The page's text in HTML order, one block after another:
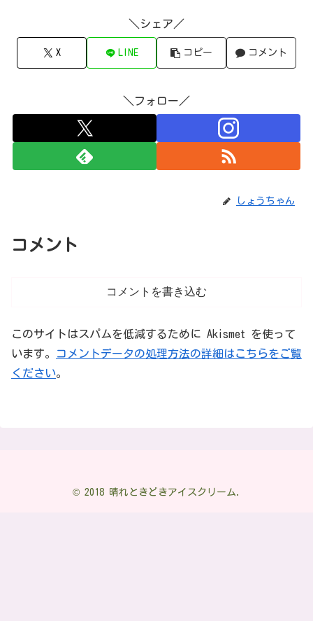
＼シェア／
X LINE コピー コメント
＼フォロー／
しょうちゃん
コメント
コメントを書き込む
このサイトはスパムを低減するために Akismet を使って
います。
コメントデータの処理方法の詳細はこちらをご覧
ください。
© 2018 晴れときどきアイスクリーム.